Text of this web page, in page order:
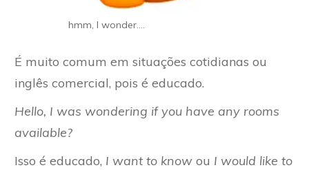
hmm, I wonder....
É muito comum em situações cotidianas ou
inglês comercial, pois é educado.
Hello, I was wondering if you have any rooms
available?
Isso é educado, I want to know ou I would like to